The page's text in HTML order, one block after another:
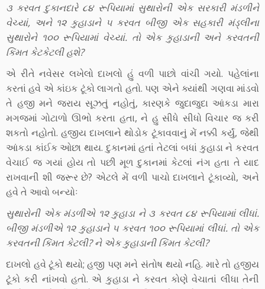
૩ કરવત દુકાનદારે ૮૪ રૂપિયામાં સુથારોની એક સરકારી મંડળીને
વેચ્યાં, અને ૧૨ કુહાડાને ૫ કરવત બીજી એક સહકારી મંડ્લીના
સુથારોને ૧૦૦ રૂપિયામાં વેચ્યાં. તો એક કુહાડાની અને કરવતની
કિંમત કેટકેટલી હશે?
એ રીતે નવેસર લખેલો દાખલો હું વળી પાછો વાંચી ગયો. પહેલાંના
કરતાં હવે એ કાંઇક ટૂંકો લાગતો હતો. પણ એને ક્યાંથી ગણવા માંડવો
તે હજી મને જરાય સૂઝતું નહોતું, કારણકે જુદાજુદા આંકડા મારા
મગજમાં ગોટાળો ઊભો કરતા હતા, ને હુ સીધે સીધો વિચાર જ કરી
શકતો નહોતો. હજીય દાખલાને થોડોક ટૂંકાવવાનું મેં નક્કી કર્યું, જેથી
આંકડા કાંઈક ઓછા થાય. દુકાનમાં હતાં તેટલાં બધાં કુહાડા ને કરવત
વેચાઈ જ ગયાં હોય તો પછી મૂળ દુકાનમાં કેટલાં નંગ હતા તે યાદ
રાખવાની શી જરૂર છે? એટલે મેં વળી પાચો દાખલાને ટૂંકાવ્યો, અને
હવે તે આવો બન્યોઃ
સુથારોની એક મંડળીએ ૧૨ કુહાડા ને ૩ કરવત ૮૪ રૂપિયામાં લીધાં.
બીજી મંડળીએ ૧૨ કુહાડાને ૫ કરવત ૧૦૦ રૂપિયામાં લીધાં. તો એક
કરવતની કિંમત કેટલી? ને એક કુહાડાની કિંમત કેટલી?
દાખલો હવે ટૂંકો થયો; હજી પણ મને સંતોષ થયો નહિ. મારે તો હજીય
ટૂંકો કરી નાંખવો હતો. એ કુહાડા ને કરવત કોણે વેચાતાં લીધા તેની